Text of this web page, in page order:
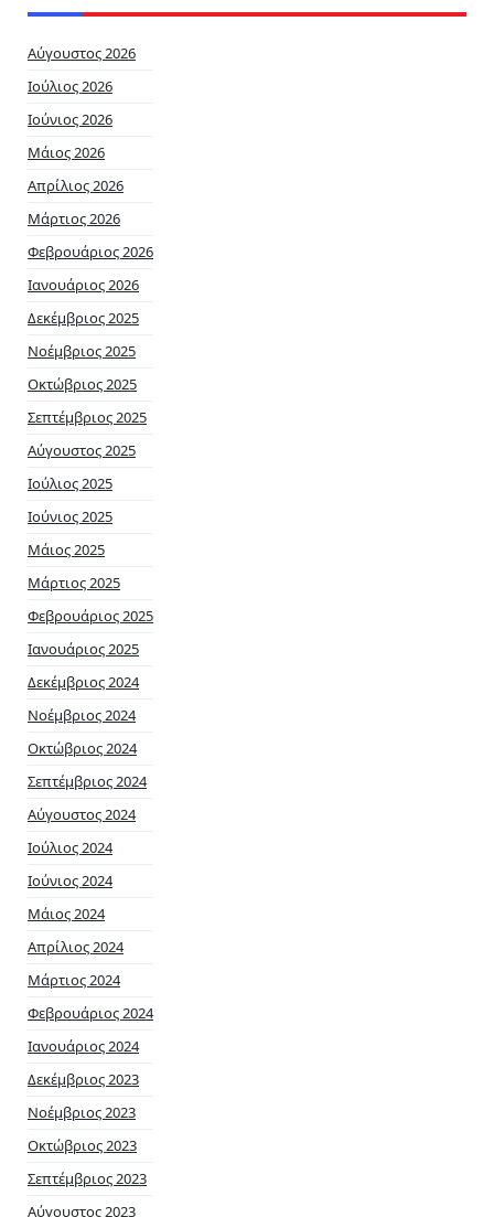
Αύγουστος 2026
Ιούλιος 2026
Ιούνιος 2026
Μάιος 2026
Απρίλιος 2026
Μάρτιος 2026
Φεβρουάριος 2026
Ιανουάριος 2026
Δεκέμβριος 2025
Νοέμβριος 2025
Οκτώβριος 2025
Σεπτέμβριος 2025
Αύγουστος 2025
Ιούλιος 2025
Ιούνιος 2025
Μάιος 2025
Μάρτιος 2025
Φεβρουάριος 2025
Ιανουάριος 2025
Δεκέμβριος 2024
Νοέμβριος 2024
Οκτώβριος 2024
Σεπτέμβριος 2024
Αύγουστος 2024
Ιούλιος 2024
Ιούνιος 2024
Μάιος 2024
Απρίλιος 2024
Μάρτιος 2024
Φεβρουάριος 2024
Ιανουάριος 2024
Δεκέμβριος 2023
Νοέμβριος 2023
Οκτώβριος 2023
Σεπτέμβριος 2023
Αύγουστος 2023